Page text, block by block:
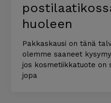
huoleen
Pakkaskausi on tänä
olemme saaneet
jos kosmetiikkatuote on
jopa